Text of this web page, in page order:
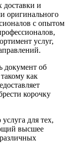
доставки и
оригинального
с опытом
услуг,
документ об
как
корочку
для тех,
высшее